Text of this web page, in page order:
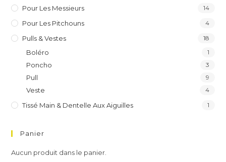
Pour Les Messieurs 14
Pour Les Pitchouns 4
Pulls & Vestes 18
Boléro 1
Poncho 3
Pull 9
Veste 4
Tissé Main & Dentelle Aux Aiguilles 1
Panier
Aucun produit dans le panier.